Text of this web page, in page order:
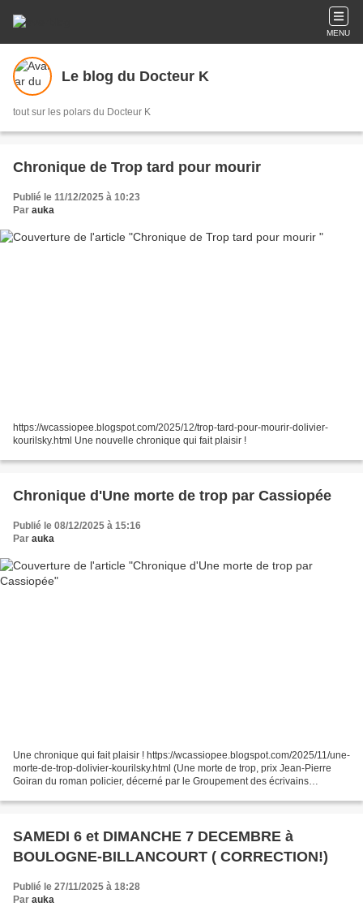
MENU
Le blog du Docteur K
tout sur les polars du Docteur K
Chronique de Trop tard pour mourir
Publié le 11/12/2025 à 10:23
Par auka
https://wcassiopee.blogspot.com/2025/12/trop-tard-pour-mourir-dolivier-
kourilsky.html Une nouvelle chronique qui fait plaisir !
Chronique d'Une morte de trop par Cassiopée
Publié le 08/12/2025 à 15:16
Par auka
Une chronique qui fait plaisir ! https://wcassiopee.blogspot.com/2025/11/une-
morte-de-trop-dolivier-kourilsky.html (Une morte de trop, prix Jean-Pierre
Goiran du roman policier, décerné par le Groupement des écrivains
SAMEDI 6 et DIMANCHE 7 DECEMBRE à
BOULOGNE-BILLANCOURT ( CORRECTION!)
Publié le 27/11/2025 à 18:28
Par auka